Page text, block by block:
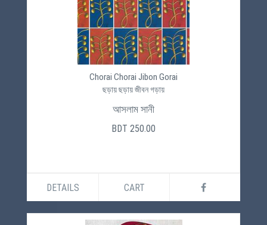
Chorai Chorai Jibon Gorai
ছড়ায় ছড়ায় জীবন গড়ায়
আসলাম সানী
BDT 250.00
DETAILS CART